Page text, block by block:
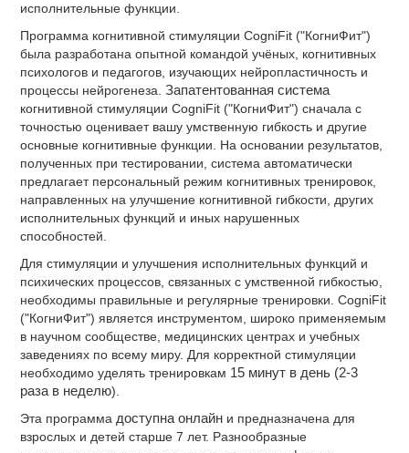
исполнительные функции.
Программа когнитивной стимуляции CogniFit ("КогниФит")
была разработана опытной командой учёных, когнитивных
психологов и педагогов, изучающих нейропластичность и
процессы нейрогенеза.Запатентованная система
когнитивной стимуляции CogniFit ("КогниФит") сначала с
точностью оценивает вашу умственную гибкость и другие
основные когнитивные функции. На основании результатов,
полученных при тестировании, система автоматически
предлагает персональный режим когнитивных тренировок,
направленных на улучшение когнитивной гибкости, других
исполнительных функций и иных нарушенных
способностей.
Для стимуляции и улучшения исполнительных функций и
психических процессов, связанных с умственной гибкостью,
необходимы правильные и регулярные тренировки. CogniFit
("КогниФит") является инструментом, широко применяемым
в научном сообществе, медицинских центрах и учебных
заведениях по всему миру. Для корректной стимуляции
необходимо уделять тренировкам 15 минут в день (2-3
раза в неделю).
Эта программа доступна онлайн и предназначена для
взрослых и детей старше 7 лет. Разнообразные